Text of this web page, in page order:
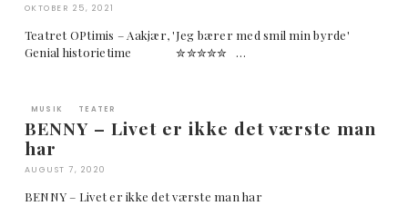
OKTOBER 25, 2021
Teatret OPtimis – Aakjær, 'Jeg bærer med smil min byrde'
Genial historietime ✮✮✮✮✮ …
MUSIK TEATER
BENNY – Livet er ikke det værste man
har
AUGUST 7, 2020
BENNY – Livet er ikke det værste man har